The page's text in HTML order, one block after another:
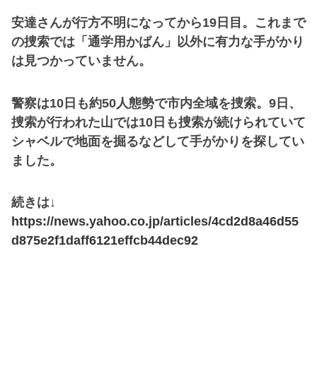
安達さんが行方不明になってから19日目。これまで
の捜索では「通学用かばん」以外に有力な手がかり
は見つかっていません。
警察は10日も約50人態勢で市内全域を捜索。9日、
捜索が行われた山では10日も捜索が続けられていて
シャベルで地面を掘るなどして手がかりを探してい
ました。
続きは↓
https://news.yahoo.co.jp/articles/4cd2d8a46d55
d875e2f1daff6121effcb44dec92